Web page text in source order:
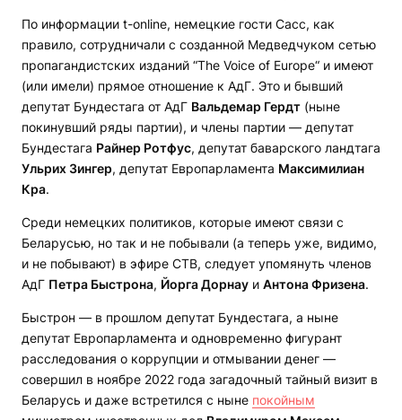
По информации t-online, немецкие гости Сасс, как
правило, сотрудничали с созданной Медведчуком сетью
пропагандистских изданий “The Voice of Europe“ и имеют
(или имели) прямое отношение к АдГ. Это и бывший
депутат Бундестага от АдГ Вальдемар Гердт (ныне
покинувший ряды партии), и члены партии — депутат
Бундестага Райнер Ротфус, депутат баварского ландтага
Ульрих Зингер, депутат Европарламента Максимилиан
Кра.
Среди немецких политиков, которые имеют связи с
Беларусью, но так и не побывали (а теперь уже, видимо,
и не побывают) в эфире СТВ, следует упомянуть членов
АдГ Петра Быстрона, Йорга Дорнау и Антона Фризена.
Быстрон — в прошлом депутат Бундестага, а ныне
депутат Европарламента и одновременно фигурант
расследования о коррупции и отмывании денег —
совершил в ноябре 2022 года загадочный тайный визит в
Беларусь и даже встретился с ныне покойным